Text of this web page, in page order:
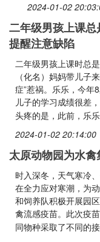
2024-01-02
二年级男孩上课
提醒注意缺陷
二年级男孩上课时总
（化名）妈妈带儿子
症”惹祸。乐乐，今年
儿子的学习成绩很差
头疼的是，此前，乐
2024-01-02 20:14:00
太原动物园为水
时入深冬，天气寒冷
在全力应对寒潮，为
和饲养队积极开展园
禽流感疫苗。此次疫
同物种采取了不同的